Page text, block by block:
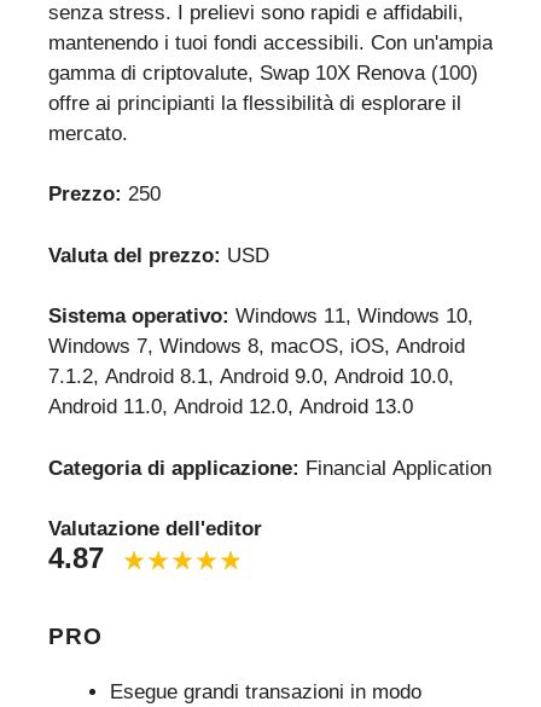
senza stress. I prelievi sono rapidi e affidabili,
mantenendo i tuoi fondi accessibili. Con un'ampia
gamma di criptovalute, Swap 10X Renova (100)
offre ai principianti la flessibilità di esplorare il
mercato.
Prezzo: 250
Valuta del prezzo: USD
Sistema operativo: Windows 11, Windows 10,
Windows 7, Windows 8, macOS, iOS, Android
7.1.2, Android 8.1, Android 9.0, Android 10.0,
Android 11.0, Android 12.0, Android 13.0
Categoria di applicazione: Financial Application
Valutazione dell'editor
4.87
PRO
Esegue grandi transazioni in modo